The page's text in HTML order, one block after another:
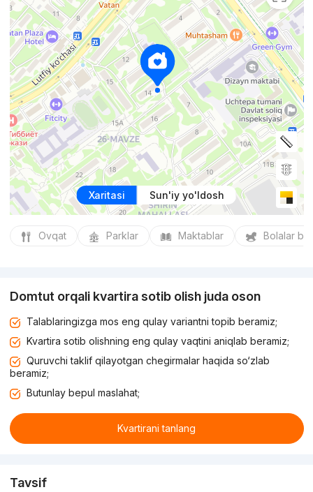
Xaritasi Sun'iy yo'ldosh
Ovqat Parklar Maktablar Bolalar
Domtut orqali kvartira sotib olish juda oson
Talablaringizga mos eng qulay variantni topib beramiz;
Kvartira sotib olishning eng qulay vaqtini aniqlab beramiz;
Quruvchi taklif qilayotgan chegirmalar haqida so‘zlab
beramiz;
Butunlay bepul maslahat;
Kvartirani tanlang
Tavsif